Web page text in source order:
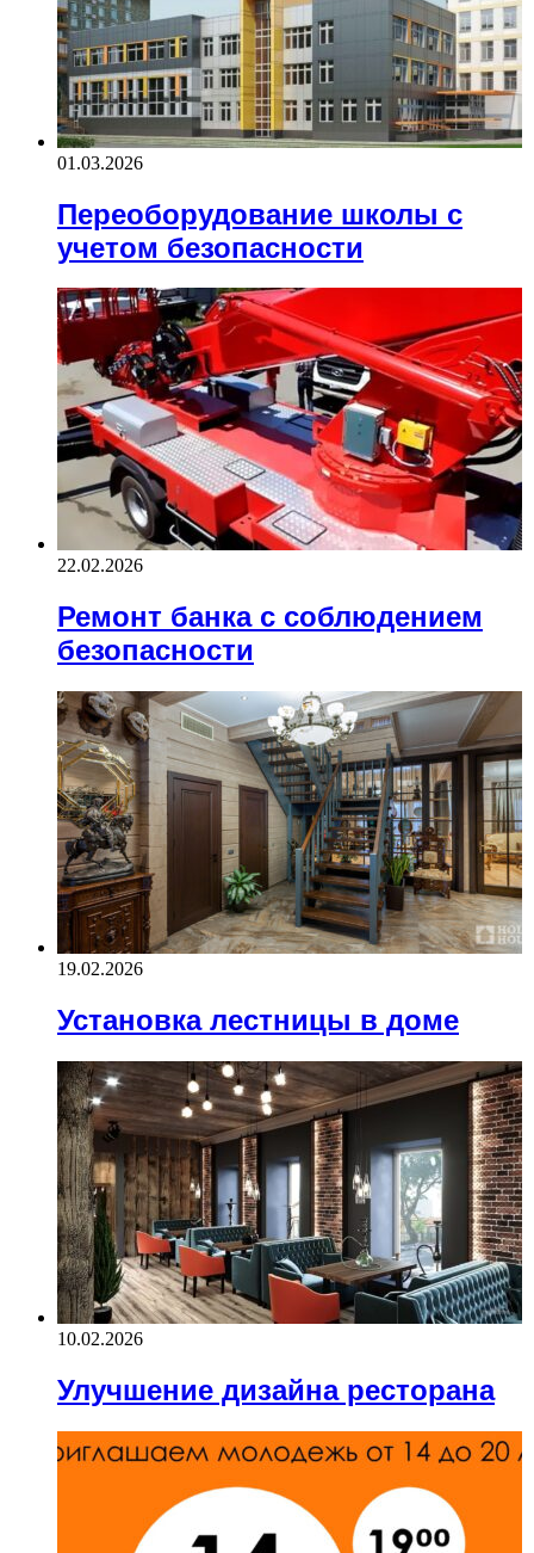
01.03.2026
Переоборудование школы с
учетом безопасности
22.02.2026
Ремонт банка с соблюдением
безопасности
19.02.2026
Установка лестницы в доме
10.02.2026
Улучшение дизайна ресторана